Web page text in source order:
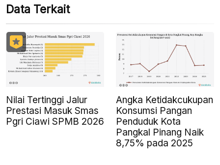
Data Terkait
Nilai Tertinggi Jalur
Prestasi Masuk Smas
Pgri Ciawi SPMB 2026
Angka Ketidakcukupan
Konsumsi Pangan
Penduduk Kota
Pangkal Pinang Naik
8,75% pada 2025